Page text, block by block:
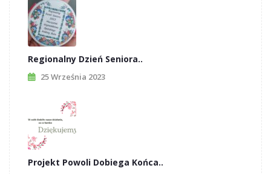
Regionalny Dzień Seniora..
25 Września 2023
Projekt Powoli Dobiega Końca..